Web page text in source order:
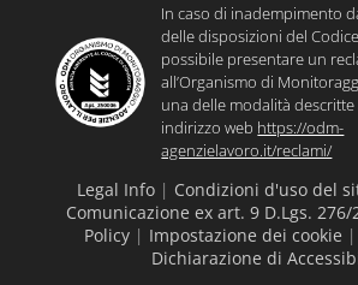
In caso di inadempimento
delle disposizioni del
possibile presentare un
all’Organismo di
una delle modalità
indirizzo web https://odm-
agenzielavoro.it/reclami/
Legal Info| Condizioni d'uso del
Comunicazione ex art. 9 D.Lgs. 276/
Policy| Impostazione dei cookie |
Dichiarazione di